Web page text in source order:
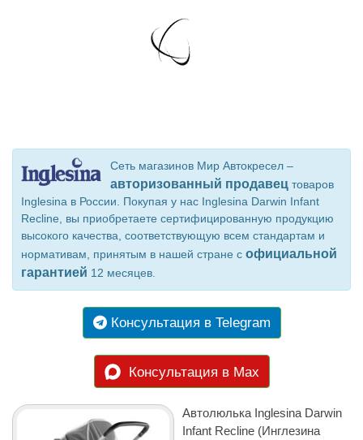
Сеть магазинов Мир Автокресел –
авторизованный продавец товаров
Inglesina в России. Покупая у нас Inglesina Darwin Infant
Recline, вы приобретаете сертифицированную продукцию
высокого качества, соответствующую всем стандартам и
нормативам, принятым в нашей стране с официальной
гарантией 12 месяцев.
Консультация в Telegram
Консультация в Max
Автолюлька Inglesina Darwin
Infant Recline (Инглезина